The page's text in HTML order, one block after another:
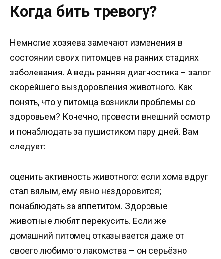
Когда бить тревогу?
Немногие хозяева замечают изменения в
состоянии своих питомцев на ранних стадиях
заболевания. А ведь ранняя диагностика – залог
скорейшего выздоровления животного. Как
понять, что у питомца возникли проблемы со
здоровьем? Конечно, провести внешний осмотр
и понаблюдать за пушистиком пару дней. Вам
следует:
оценить активность животного: если хома вдруг
стал вялым, ему явно нездоровится;
понаблюдать за аппетитом. Здоровые
животные любят перекусить. Если же
домашний питомец отказывается даже от
своего любимого лакомства – он серьёзно